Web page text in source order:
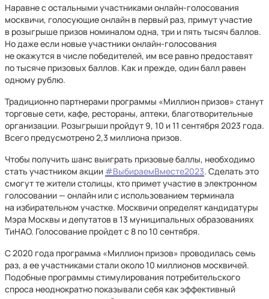
Наравне с остальными участниками онлайн-голосования
москвичи, голосующие онлайн в первый раз, примут участие
в розыгрыше призов номиналом одна, три и пять тысяч баллов.
Но даже если новые участники онлайн-голосования
не окажутся в числе победителей, им все равно предоставят
по тысяче призовых баллов. Как и прежде, один балл равен
одному рублю.
Традиционно партнерами программы «Миллион призов» станут
торговые сети, кафе, рестораны, аптеки, благотворительные
организации. Розыгрыши пройдут 9, 10 и 11 сентября 2023 года.
Всего предусмотрено 2,3 миллиона призов.
Чтобы получить шанс выиграть призовые баллы, необходимо
стать участником акции #ВыбираемВместе2023. Сделать это
смогут те жители столицы, кто примет участие в электронном
голосовании — онлайн или с использованием терминала
на избирательном участке. Москвичи определят кандидатуры
Мэра Москвы и депутатов в 13 муниципальных образованиях
ТиНАО. Голосование пройдет с 8 по 10 сентября.
С 2020 года программа «Миллион призов» проводилась семь
раз, а ее участниками стали около 10 миллионов москвичей.
Подобные программы стимулирования потребительского
спроса неоднократно показывали себя как эффективный